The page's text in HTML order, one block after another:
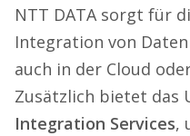
NTT DATA sorgt für
Integration von
auch in der Cloud
Zusätzlich bietet das
Integration Services,